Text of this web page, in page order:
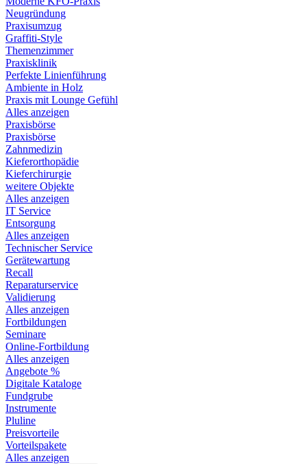
Neugründung
Praxisumzug
Graffiti-Style
Themenzimmer
Praxisklinik
Perfekte Linienführung
Ambiente in Holz
Praxis mit Lounge Gefühl
Alles anzeigen
Praxisbörse
Praxisbörse
Zahnmedizin
Kieferorthopädie
Kieferchirurgie
weitere Objekte
Alles anzeigen
IT Service
Entsorgung
Alles anzeigen
Technischer Service
Gerätewartung
Recall
Reparaturservice
Validierung
Alles anzeigen
Fortbildungen
Seminare
Online-Fortbildung
Alles anzeigen
Angebote %
Digitale Kataloge
Fundgrube
Instrumente
Pluline
Preisvorteile
Vorteilspakete
Alles anzeigen